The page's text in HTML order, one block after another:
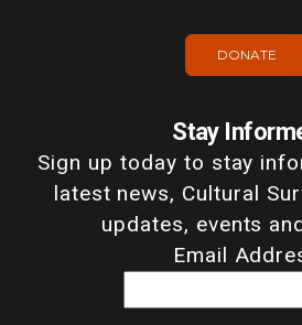
DONATE
Stay
Sign up today to stay
latest news, Cultural
updates, events
Email